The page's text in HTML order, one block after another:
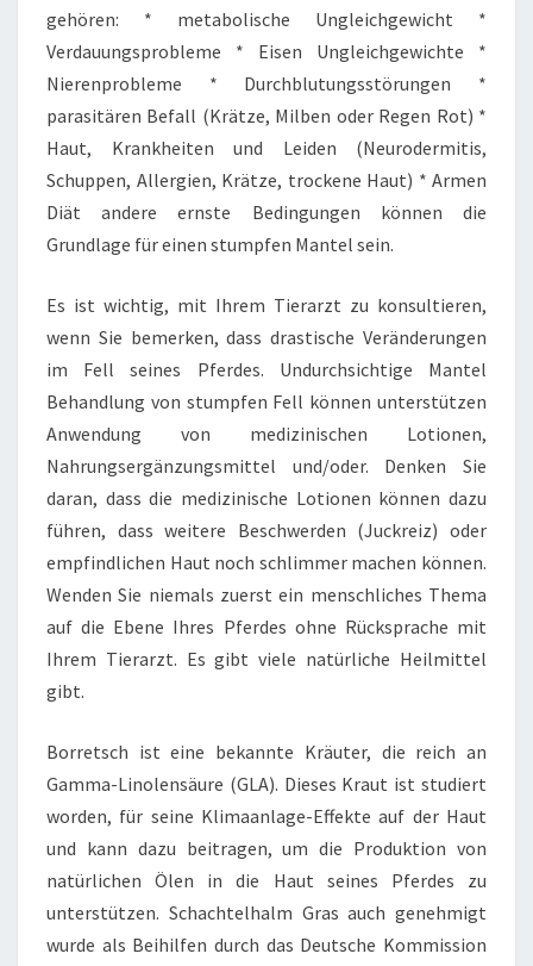
gehören: * metabolische Ungleichgewicht *
Verdauungsprobleme * Eisen Ungleichgewichte *
Nierenprobleme * Durchblutungsstörungen *
parasitären Befall (Krätze, Milben oder Regen Rot) *
Haut, Krankheiten und Leiden (Neurodermitis,
Schuppen, Allergien, Krätze, trockene Haut) * Armen
Diät andere ernste Bedingungen können die
Grundlage für einen stumpfen Mantel sein.
Es ist wichtig, mit Ihrem Tierarzt zu konsultieren,
wenn Sie bemerken, dass drastische Veränderungen
im Fell seines Pferdes. Undurchsichtige Mantel
Behandlung von stumpfen Fell können unterstützen
Anwendung von medizinischen Lotionen,
Nahrungsergänzungsmittel und/oder. Denken Sie
daran, dass die medizinische Lotionen können dazu
führen, dass weitere Beschwerden (Juckreiz) oder
empfindlichen Haut noch schlimmer machen können.
Wenden Sie niemals zuerst ein menschliches Thema
auf die Ebene Ihres Pferdes ohne Rücksprache mit
Ihrem Tierarzt. Es gibt viele natürliche Heilmittel
gibt.
Borretsch ist eine bekannte Kräuter, die reich an
Gamma-Linolensäure (GLA). Dieses Kraut ist studiert
worden, für seine Klimaanlage-Effekte auf der Haut
und kann dazu beitragen, um die Produktion von
natürlichen Ölen in die Haut seines Pferdes zu
unterstützen. Schachtelhalm Gras auch genehmigt
wurde als Beihilfen durch das Deutsche Kommission